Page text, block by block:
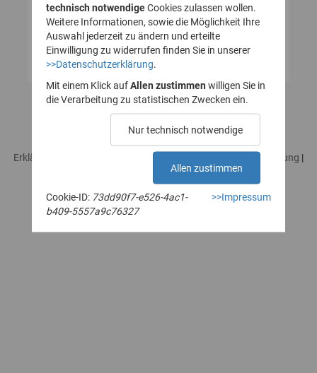
Ziffern
Erklärung zur Barrierefreiheit Impressum Datenschutzerklärung |
Rechtliches / Nutzungsbedingungen |Sicherheitshinweise
technisch notwendigeCookies zulassen wollen.
Weitere Informationen, sowie die Möglichkeit Ihre
Auswahl jederzeit zu ändern und erteilte
Einwilligung zu widerrufen finden Sie in unserer
>>Datenschutzerklärung.
Mit einem Klick aufAllen zustimmen willigen Sie in
die Verarbeitung zu statistischen Zwecken ein.
Nur technisch notwendige
Allen zustimmen
Cookie-ID: 73dd90f7-e526-4ac1-
b409-5557a9c76327
>>Impressum